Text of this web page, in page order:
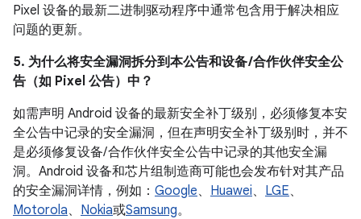
Pixel 设备的最新二进制驱动程序中通常包含用于解决相应
问题的更新。
5. 为什么将安全漏洞拆分到本公告和设备 /合作伙伴安全公
告（如 Pixel 公告）中？
如需声明 Android 设备的最新安全补丁级别，必须修复本安
全公告中记录的安全漏洞，但在声明安全补丁级别时，并不
是必须修复设备/ 合作伙伴安全公告中记录的其他安全漏
洞。Android 设备和芯片组制造商可能也会发布针对其产品
的安全漏洞详情，例如： Google、 Huawei、 LGE、
Motorola、 Nokia或Samsung。